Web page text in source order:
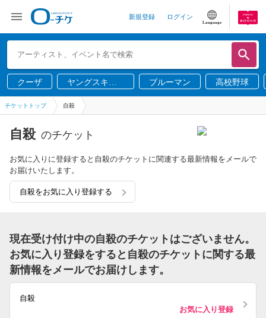
新規登録 ログイン
Language
クーザ
ヤングスキニ
ー
ブルーマン 高校野球
チケットトップ 自殺
自殺 のチケット
お気に入りに登録すると自殺のチケットに関連する最新情報をメールで
お届けいたします。
自殺をお気に入り登録する
現在受け付け中の自殺のチケットはございません。
お気に入り登録をすると自殺のチケットに関する最
新情報をメールでお届けします。
自殺
お気に入り登録